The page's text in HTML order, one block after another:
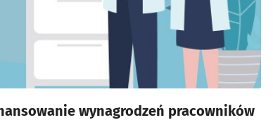
wynagrodzeń pracowników